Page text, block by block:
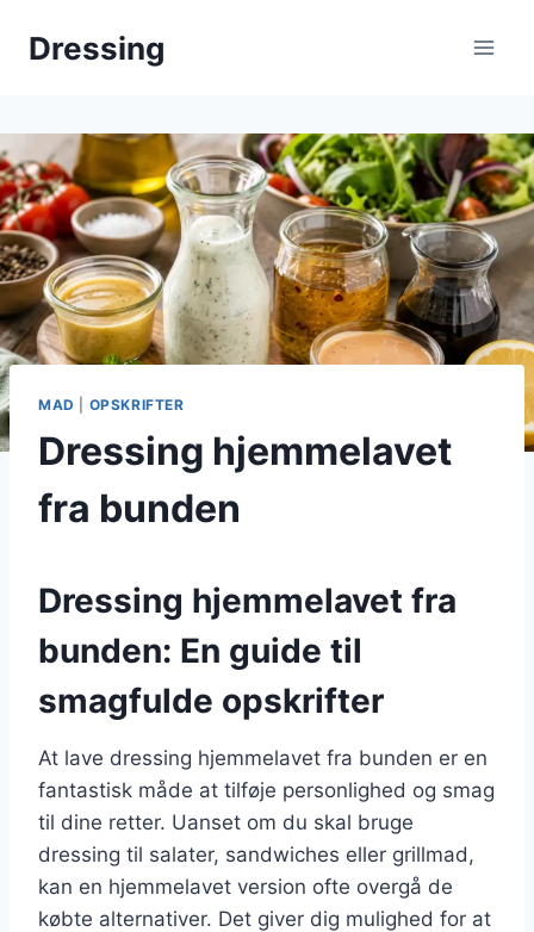
Dressing
MAD OPSKRIFTER
Dressing hjemmelavet
fra bunden
Dressing hjemmelavet fra
bunden: En guide til
smagfulde opskrifter
At lave dressing hjemmelavet fra bunden er en
fantastisk måde at tilføje personlighed og smag
til dine retter. Uanset om du skal bruge
dressing til salater, sandwiches eller grillmad,
kan en hjemmelavet version ofte overgå de
købte alternativer. Det giver dig mulighed for at